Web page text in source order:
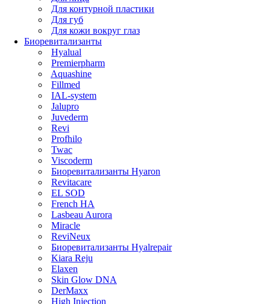
Для контурной пластики
Для губ
Для кожи вокруг глаз
Биоревитализанты
Hyalual
Premierpharm
Aquashine
Fillmed
IAL-system
Jalupro
Juvederm
Revi
Profhilo
Twac
Viscoderm
Биоревитализанты Hyaron
Revitacare
EL SOD
French HA
Lasbeau Aurora
Miracle
ReviNeux
Биоревитализанты Hyalrepair
Kiara Reju
Elaxen
Skin Glow DNA
DerMaxx
High Injection